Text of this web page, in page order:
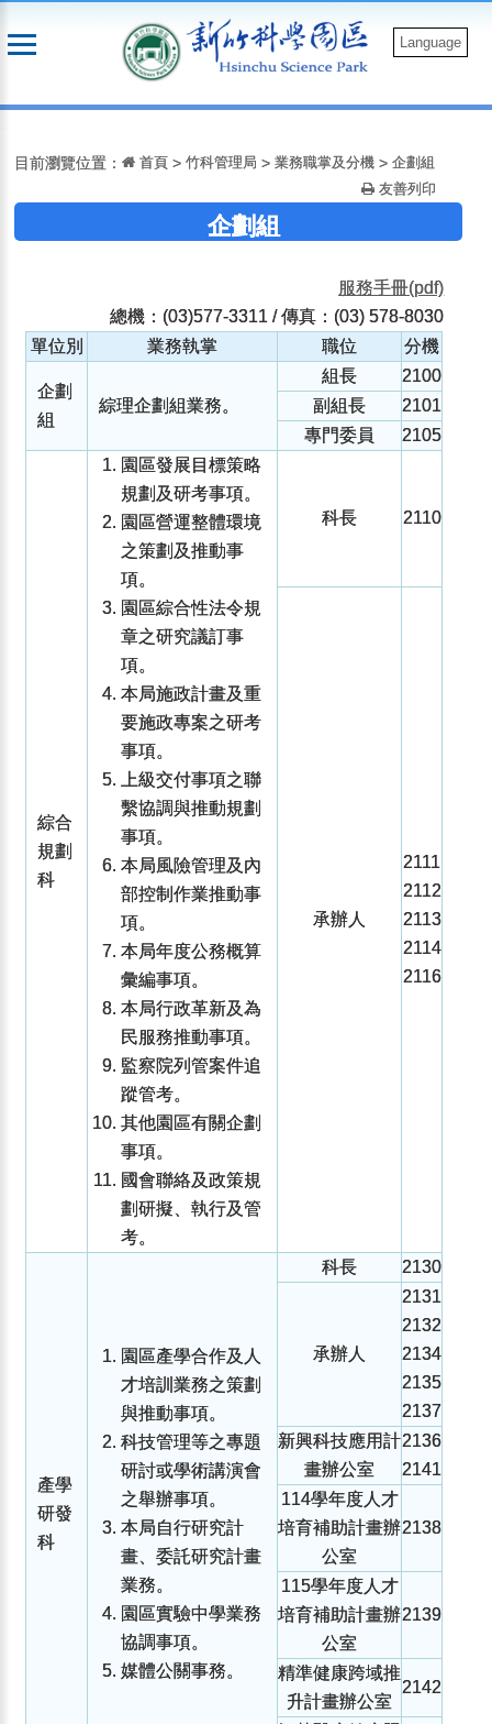
到
Language
目前瀏覽位置： 首頁 >竹科管理局 >業務職掌及分機 >企劃組
友善列印
企劃組
服務手冊(pdf)
總機：(03)577-3311 / 傳真：(03) 578-8030
單位別
業務執掌 職位 分機
企劃
組
綜理企劃組業務。
組長
2100
副組長
2101
專門委員
2105
綜合
規劃
科
園區發展目標策略
規劃及研考事項。
園區營運整體環境
之策劃及推動事
項。
園區綜合性法令規
章之研究議訂事
項。
本局施政計畫及重
要施政專案之研考
事項。
上級交付事項之聯
繫協調與推動規劃
事項。
本局風險管理及內
部控制作業推動事
項。
本局年度公務概算
彙編事項。
本局行政革新及為
民服務推動事項。
監察院列管案件追
蹤管考。
其他園區有關企劃
事項。
國會聯絡及政策規
劃研擬、執行及管
考。
科長 2110
承辦人
2111
2112
2113
2114
2116
產學
研發
科
園區產學合作及人
才培訓業務之策劃
與推動事項。
科技管理等之專題
研討或學術講演會
之舉辦事項。
本局自行研究計
畫、委託研究計畫
業務。
園區實驗中學業務
協調事項。
媒體公關事務。
科長 2130
承辦人
2131
2132
2134
2135
2137
新興科技應用計
畫辦公室
2136
2141
114學年度人才
培育補助計畫辦
公室
2138
115學年度人才
培育補助計畫辦
公室
2139
精準健康跨域推
升計畫辦公室
2142